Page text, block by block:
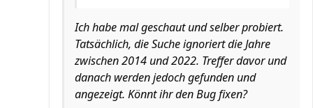
Ich habe mal geschaut und selber probiert.
Tatsächlich, die Suche ignoriert die Jahre
zwischen 2014 und 2022. Treffer davor und
danach werden jedoch gefunden und
angezeigt. Könnt ihr den Bug fixen?